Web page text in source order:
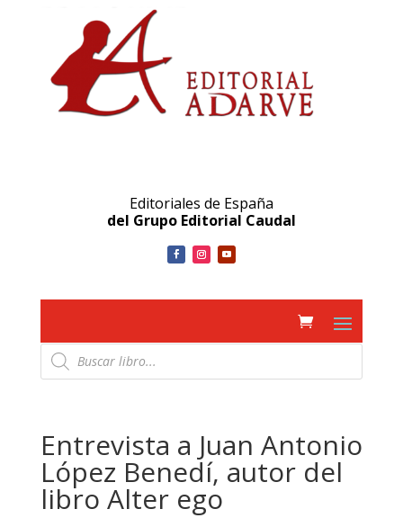
Editoriales de España
del Grupo Editorial Caudal
Búsqueda
de
productos
Entrevista a Juan Antonio
López Benedí, autor del
libro Alter ego